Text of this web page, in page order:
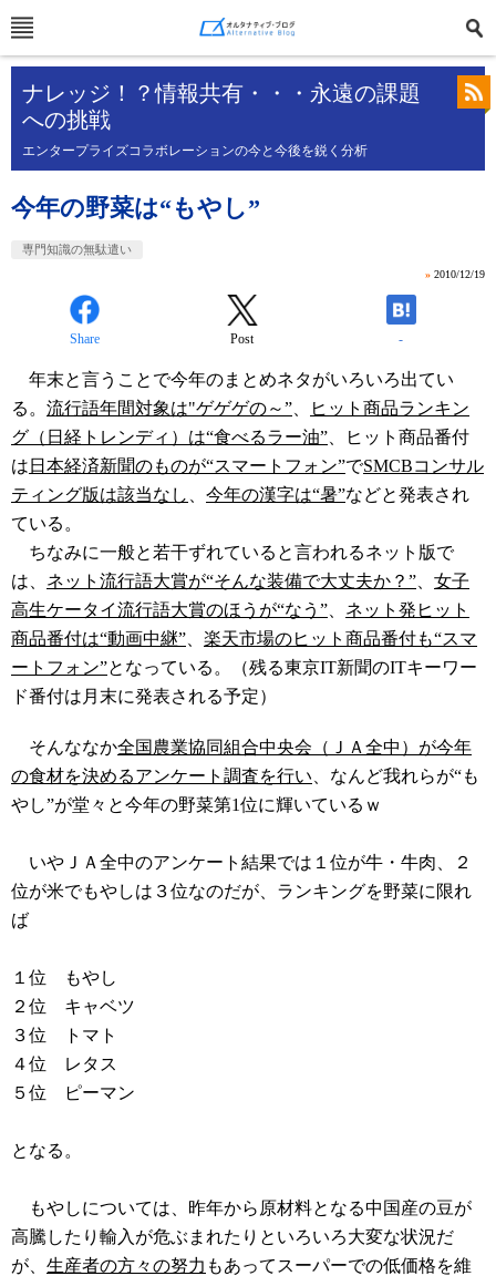
ナレッジ！？情報共有・・・永遠の課題
への挑戦
エンタープライズコラボレーションの今と今後を鋭く分析
今年の野菜は“もやし”
専門知識の無駄遣い
» 2010/12/19
Share Post -
年末と言うことで今年のまとめネタがいろいろ出てい
る。 流行語年間対象は"ゲゲゲの～”
ヒット商品ランキン
グ（日経トレンディ）は“食べるラー油” 、ヒット商品番付
は 日本経済新聞のものが“スマートフォン”でSMCBコンサル
ティング版は該当なし
今年の漢字は“暑”などと発表され
ている。
ちなみに一般と若干ずれていると言われるネット版で
は、 ネット流行語大賞が“そんな装備で大丈夫か？ ”
女子
高生ケータイ流行語大賞のほうが“なう”
ネット発ヒット
商品番付は“動画中継”
楽天市場のヒット商品番付も“スマ
ートフォン”となっている。（残る東京IT新聞のITキーワー
ド番付は月末に発表される予定）
そんななか全国農業協同組合中央会（ＪＡ全中）が今年
の食材を決めるアンケート調査を行い 、なんど我れらが“も
やし”が堂々と今年の野菜第1位に輝いているｗ
いやＪＡ全中のアンケート結果では１位が牛・牛肉、２
位が米でもやしは３位なのだが、ランキングを野菜に限れ
ば
１位 もやし
２位 キャベツ
３位 トマト
４位 レタス
５位 ピーマン
となる。
もやしについては、昨年から原材料となる中国産の豆が
高騰したり輸入が危ぶまれたりといろいろ大変な状況だ
が、 生産者の方々の努力 もあってスーパーでの低価格を維